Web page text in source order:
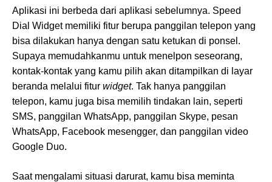
Aplikasi ini berbeda dari aplikasi sebelumnya. Speed
Dial Widget memiliki fitur berupa panggilan telepon yang
bisa dilakukan hanya dengan satu ketukan di ponsel.
Supaya memudahkanmu untuk menelpon seseorang,
kontak-kontak yang kamu pilih akan ditampilkan di layar
beranda melalui fitur widget. Tak hanya panggilan
telepon, kamu juga bisa memilih tindakan lain, seperti
SMS, panggilan WhatsApp, panggilan Skype, pesan
WhatsApp, Facebook mesengger, dan panggilan video
Google Duo.
Saat mengalami situasi darurat, kamu bisa meminta